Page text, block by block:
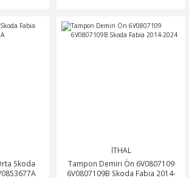
Skoda
İTHAL
Tampon Demiri Ön 6V0807109
6V0807109B Skoda Fabia 2014-